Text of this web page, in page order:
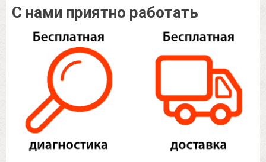
С нами приятно работать